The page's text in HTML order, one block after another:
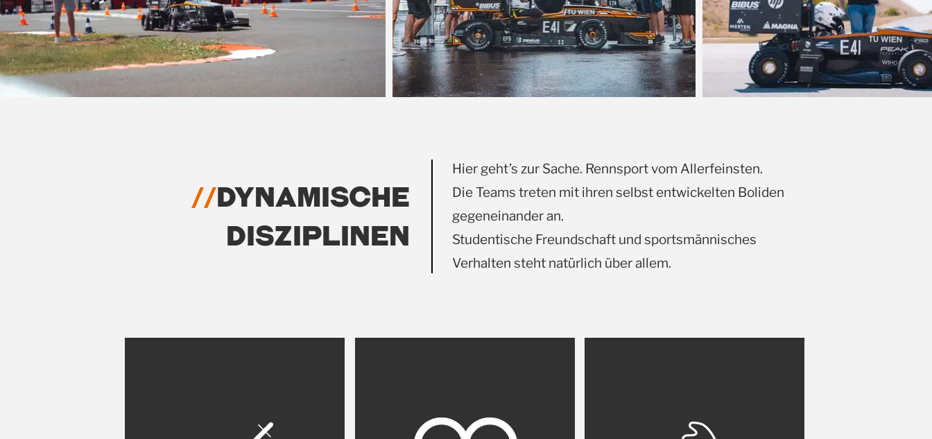
//DYNAMISCHE
DISZIPLINEN
Hier geht’s zur Sache. Rennsport vom Allerfeinsten.
Die Teams treten mit ihren selbst entwickelten Boliden
gegeneinander an.
Studentische Freundschaft und sportsmännisches
Verhalten steht natürlich über allem.